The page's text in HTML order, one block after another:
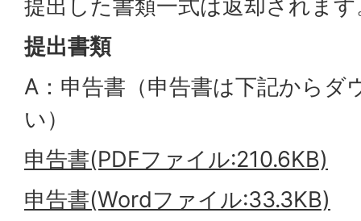
提出した書類一式は返却されます
提出書類
A：申告書（申告書は下記からダ
い）
申告書(PDFファイル:210.6KB)
申告書(Wordファイル:33.3KB)